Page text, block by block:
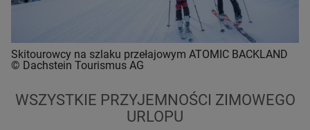
Skitourowcy na szlaku przełajowym ATOMIC BACKLAND
© Dachstein Tourismus AG
WSZYSTKIE PRZYJEMNOŚCI ZIMOWEGO
URLOPU